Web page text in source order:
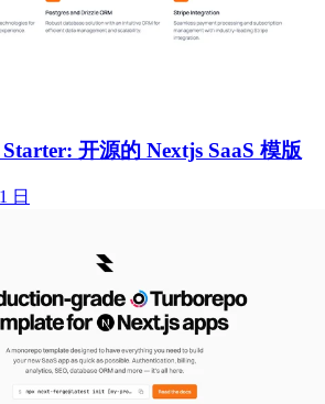
开源的 Nextjs SaaS 模版
日